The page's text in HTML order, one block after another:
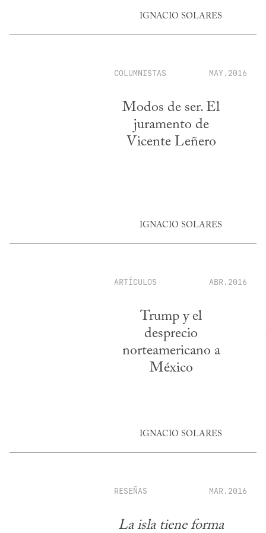
IGNACIO SOLARES
COLUMNISTAS MAY.2016
Modos de ser. El
juramento de
Vicente Leñero
IGNACIO SOLARES
ARTÍCULOS ABR.2016
Trump y el
desprecio
norteamericano a
México
IGNACIO SOLARES
RESEÑAS MAR.2016
La isla tiene forma